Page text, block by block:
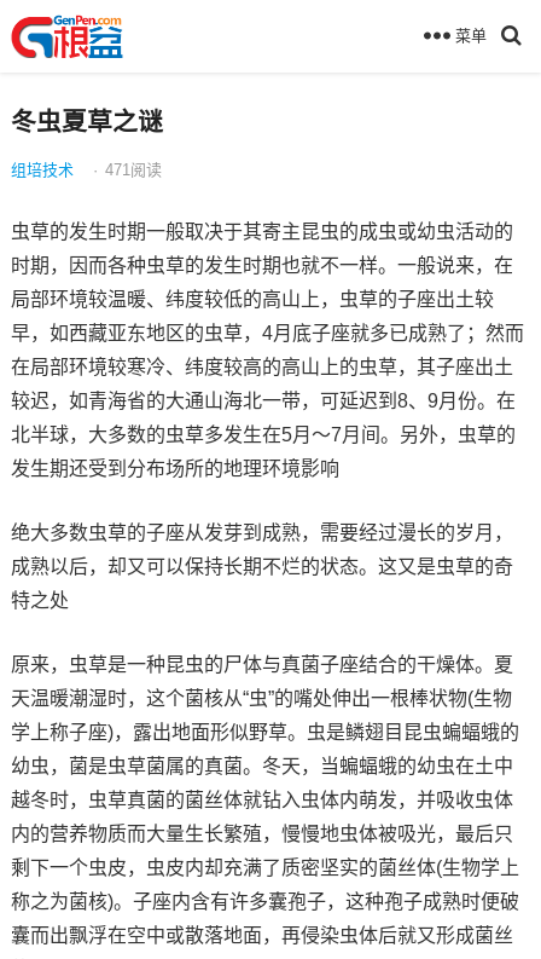
菜单
冬虫夏草之谜
组培技术 · 471 阅读
虫草的发生时期一般取决于其寄主昆虫的成虫或幼虫活动的
时期，因而各种虫草的发生时期也就不一样。一般说来，在
局部环境较温暖、纬度较低的高山上，虫草的子座出土较
早，如西藏亚东地区的虫草，4月底子座就多已成熟了；然而
在局部环境较寒冷、纬度较高的高山上的虫草，其子座出土
较迟，如青海省的大通山海北一带，可延迟到8、9月份。在
北半球，大多数的虫草多发生在5月～7月间。另外，虫草的
发生期还受到分布场所的地理环境影响
绝大多数虫草的子座从发芽到成熟，需要经过漫长的岁月，
成熟以后，却又可以保持长期不烂的状态。这又是虫草的奇
特之处
原来，虫草是一种昆虫的尸体与真菌子座结合的干燥体。夏
天温暖潮湿时，这个菌核从“虫”的嘴处伸出一根棒状物(生物
学上称子座)，露出地面形似野草。虫是鳞翅目昆虫蝙蝠蛾的
幼虫，菌是虫草菌属的真菌。冬天，当蝙蝠蛾的幼虫在土中
越冬时，虫草真菌的菌丝体就钻入虫体内萌发，并吸收虫体
内的营养物质而大量生长繁殖，慢慢地虫体被吸光，最后只
剩下一个虫皮，虫皮内却充满了质密坚实的菌丝体(生物学上
称之为菌核)。子座内含有许多囊孢子，这种孢子成熟时便破
囊而出飘浮在空中或散落地面，再侵染虫体后就又形成菌丝